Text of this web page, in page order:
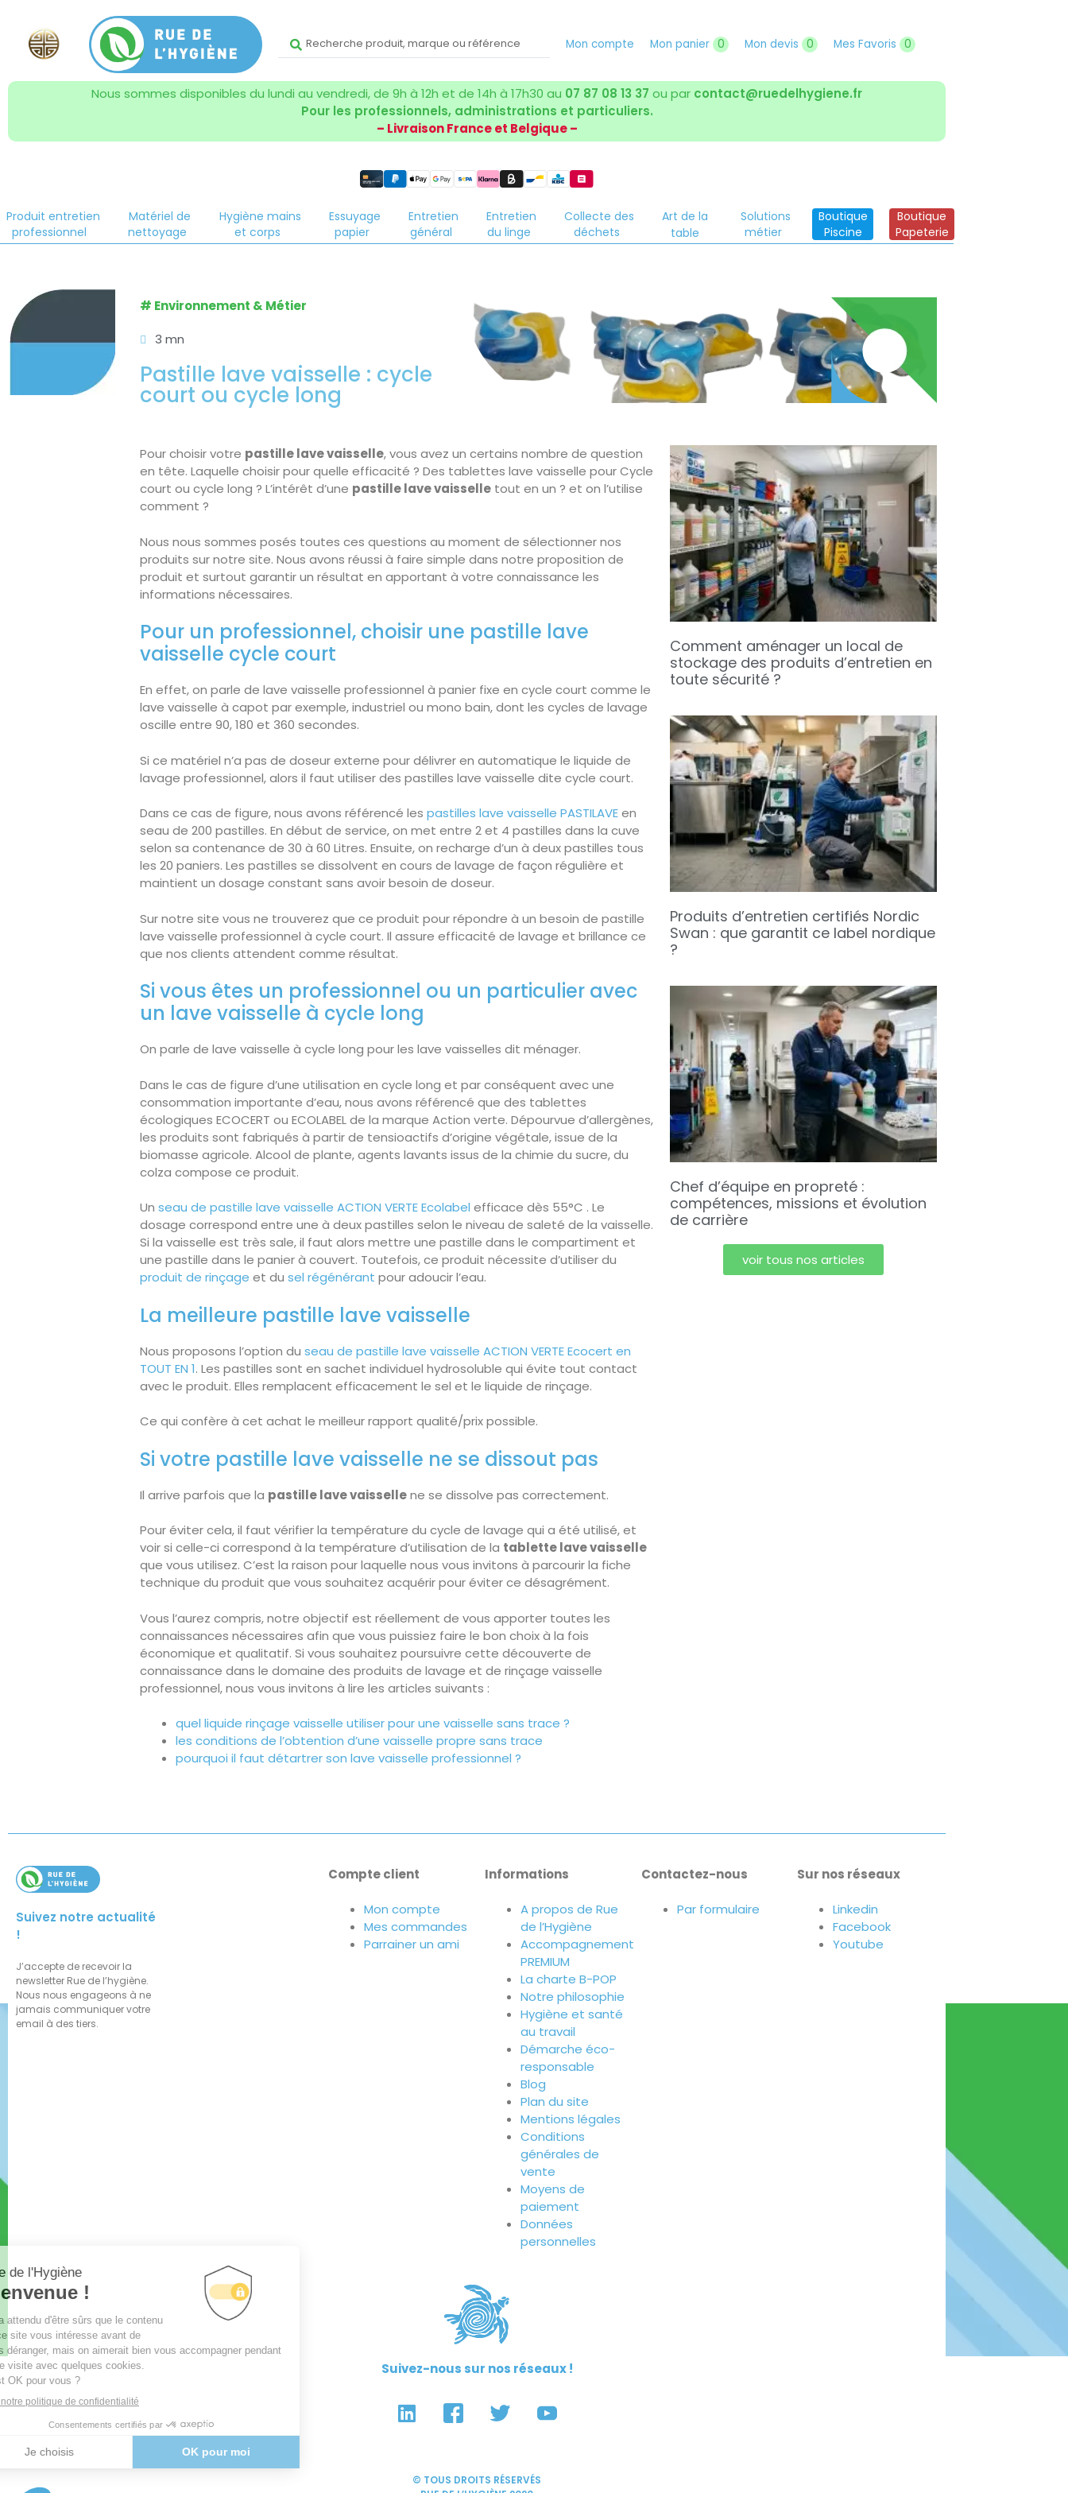
Mon compte Mon panier 0 Mon devis 0 Mes Favoris 0
Nous sommes disponibles du lundi au vendredi, de 9h à 12h et de 14h à 17h30 au 07 87 08 13 37 ou par contact@ruedelhygiene.fr
Pour les professionnels, administrations et particuliers.
– Livraison France et Belgique –
Produit entretien
professionnel
Matériel de
nettoyage
Hygiène mains
et corps
Essuyage
papier
Entretien
général
Entretien
du linge
Collecte des
déchets
Art de la
table
Solutions
métier
Boutique
Piscine
Boutique
Papeterie
# Environnement & Métier
3 mn
Pastille lave vaisselle : cycle
court ou cycle long
Pour choisir votre pastille lave vaisselle, vous avez un certains nombre de question
en tête. Laquelle choisir pour quelle efficacité ? Des tablettes lave vaisselle pour Cycle
court ou cycle long ? L’intérêt d’une pastille lave vaisselle tout en un ? et on l’utilise
comment ?
Nous nous sommes posés toutes ces questions au moment de sélectionner nos
produits sur notre site. Nous avons réussi à faire simple dans notre proposition de
produit et surtout garantir un résultat en apportant à votre connaissance les
informations nécessaires.
Pour un professionnel, choisir une pastille lave
vaisselle cycle court
En effet, on parle de lave vaisselle professionnel à panier fixe en cycle court comme le
lave vaisselle à capot par exemple, industriel ou mono bain, dont les cycles de lavage
oscille entre 90, 180 et 360 secondes.
Si ce matériel n’a pas de doseur externe pour délivrer en automatique le liquide de
lavage professionnel, alors il faut utiliser des pastilles lave vaisselle dite cycle court.
Dans ce cas de figure, nous avons référencé les pastilles lave vaisselle PASTILAVEen
seau de 200 pastilles. En début de service, on met entre 2 et 4 pastilles dans la cuve
selon sa contenance de 30 à 60 Litres. Ensuite, on recharge d’un à deux pastilles tous
les 20 paniers. Les pastilles se dissolvent en cours de lavage de façon régulière et
maintient un dosage constant sans avoir besoin de doseur.
Sur notre site vous ne trouverez que ce produit pour répondre à un besoin de pastille
lave vaisselle professionnel à cycle court. Il assure efficacité de lavage et brillance ce
que nos clients attendent comme résultat.
Si vous êtes un professionnel ou un particulier avec
un lave vaisselle à cycle long
On parle de lave vaisselle à cycle long pour les lave vaisselles dit ménager.
Dans le cas de figure d’une utilisation en cycle long et par conséquent avec une
consommation importante d’eau, nous avons référencé que des tablettes
écologiques ECOCERT ou ECOLABEL de la marque Action verte. Dépourvue d’allergènes,
les produits sont fabriqués à partir de tensioactifs d’origine végétale, issue de la
biomasse agricole. Alcool de plante, agents lavants issus de la chimie du sucre, du
colza compose ce produit.
Un seau de pastille lave vaisselle ACTION VERTE Ecolabel efficace dès 55°C . Le
dosage correspond entre une à deux pastilles selon le niveau de saleté de la vaisselle.
Si la vaisselle est très sale, il faut alors mettre une pastille dans le compartiment et
une pastille dans le panier à couvert. Toutefois, ce produit nécessite d’utiliser du
produit de rinçage et du sel régénérant pour adoucir l’eau.
La meilleure pastille lave vaisselle
Nous proposons l’option du seau de pastille lave vaisselle ACTION VERTE Ecocert en
TOUT EN 1. Les pastilles sont en sachet individuel hydrosoluble qui évite tout contact
avec le produit. Elles remplacent efficacement le sel et le liquide de rinçage.
Ce qui confère à cet achat le meilleur rapport qualité/prix possible.
Si votre pastille lave vaisselle ne se dissout pas
Il arrive parfois que la pastille lave vaissellene se dissolve pas correctement.
Pour éviter cela, il faut vérifier la température du cycle de lavage qui a été utilisé, et
voir si celle-ci correspond à la température d’utilisation de la tablette lave vaisselle
que vous utilisez. C’est la raison pour laquelle nous vous invitons à parcourir la fiche
technique du produit que vous souhaitez acquérir pour éviter ce désagrément.
Vous l’aurez compris, notre objectif est réellement de vous apporter toutes les
connaissances nécessaires afin que vous puissiez faire le bon choix à la fois
économique et qualitatif. Si vous souhaitez poursuivre cette découverte de
connaissance dans le domaine des produits de lavage et de rinçage vaisselle
professionnel, nous vous invitons à lire les articles suivants :
quel liquide rinçage vaisselle utiliser pour une vaisselle sans trace ?
les conditions de l’obtention d’une vaisselle propre sans trace
pourquoi il faut détartrer son lave vaisselle professionnel ?
Comment aménager un local de
stockage des produits d’entretien en
toute sécurité ?
Produits d’entretien certifiés Nordic
Swan : que garantit ce label nordique
?
Chef d’équipe en propreté :
compétences, missions et évolution
de carrière
voir tous nos articles
Suivez notre actualité
!
J’accepte de recevoir la
newsletter Rue de l’hygiène.
Nous nous engageons à ne
jamais communiquer votre
email à des tiers.
Compte client
Mon compte
Mes commandes
Parrainer un ami
Informations
A propos de Rue
de l’Hygiène
Accompagnement
PREMIUM
La charte B-POP
Notre philosophie
Hygiène et santé
au travail
Démarche éco-
responsable
Blog
Plan du site
Mentions légales
Conditions
générales de
vente
Moyens de
paiement
Données
personnelles
Contactez-nous
Par formulaire
Sur nos réseaux
Linkedin
Facebook
Youtube
Suivez-nous sur nos réseaux !
© TOUS DROITS RÉSERVÉS